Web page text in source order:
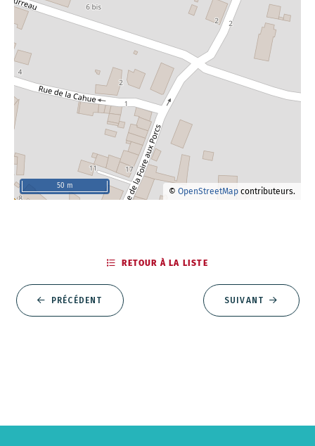
© OpenStreetMap contributeurs.
50 m
PRÉCÉDENT
RETOUR À LA LISTE
SUIVANT